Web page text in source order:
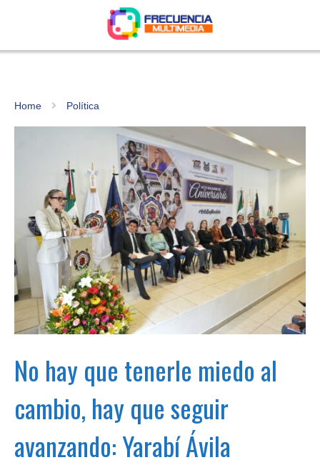
Home Política
No hay que tenerle miedo al
cambio, hay que seguir
avanzando: Yarabí Ávila